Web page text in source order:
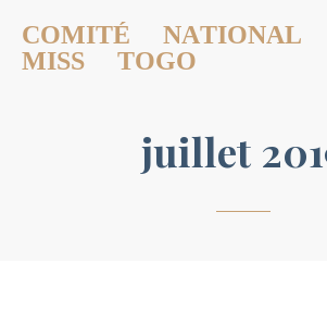
COMITÉ NATIONAL
MISS TOGO
juillet